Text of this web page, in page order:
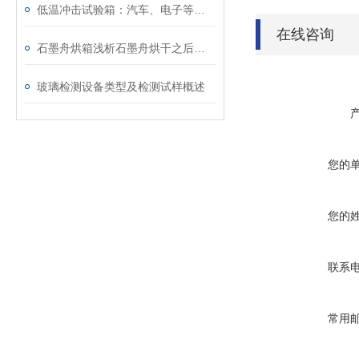
玻璃检测设备类型及检测试样概述
在线咨询
您的
您的
联系
常用